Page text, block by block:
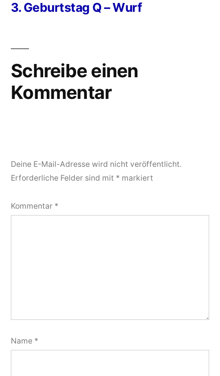
Beitrag:
3. Geburtstag Q – Wurf
Schreibe einen
Kommentar
Deine E-Mail-Adresse wird nicht veröffentlicht.
Erforderliche Felder sind mit * markiert
Kommentar *
Name *